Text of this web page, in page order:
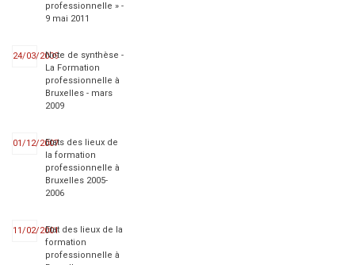
professionnelle » -
9 mai 2011
24/03/2009Note de synthèse -
La Formation
professionnelle à
Bruxelles - mars
2009
01/12/2007Etats des lieux de
la formation
professionnelle à
Bruxelles 2005-
2006
11/02/2001Etat des lieux de la
formation
professionnelle à